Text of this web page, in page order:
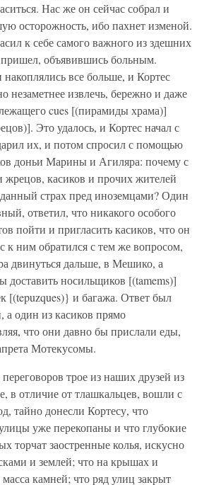
Нас же он сейчас собрал и
осторожность, ибо пахнет изменой.
к себе самого важного из здешних
пришел, объявившись больным.
все больше, и Кортес
незаметнее извлечь, бережно и даже
cues [(пирамиды храма)]
Это удалось, и Кортес начал с
их, и потом спросил с помощью
доньи Марины и Агиляра: почему с
жрецов, касиков и прочих жителей
страх пред иноземцами? Один
ответил, что никакого особого
пойти и пригласить касиков, что он
к ним обратился с тем же вопросом,
двинуться дальше, в Мешико, а
доставить носильщиков [(tamems)]
[(tepuzques)} и багажа. Ответ был
а один из касиков прямо
что они давно бы прислали еды,
Мотекусомы.
трое из наших друзей из
в отличие от тлашкальцев, вошли с
тайно донесли Кортесу, что
уже перекопаны и что глубокие
торчат заостренные колья, искусно
и землей; что на крышах и
камней; что ряд улиц закрыт